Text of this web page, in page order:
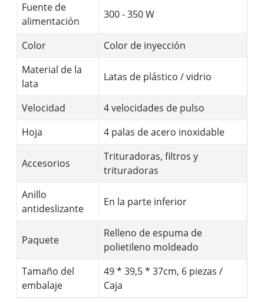
Fuente de
alimentación
300 - 350 W
Color
Color de inyección
Material de la
lata
Latas de plástico / vidrio
Velocidad
4 velocidades de pulso
Hoja
4 palas de acero inoxidable
Accesorios
Trituradoras, filtros y
trituradoras
Anillo
antideslizante
En la parte inferior
Paquete
Relleno de espuma de
polietileno moldeado
Tamaño del
embalaje
49 * 39,5 * 37cm, 6 piezas /
Caja